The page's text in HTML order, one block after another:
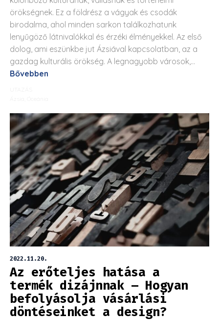
örökségnek. Ez a földrész a vágyak és csodák
birodalma, ahol minden sarkon találkozhatunk
lenyűgöző látnivalókkal és érzéki élményekkel. Az első
dolog, ami eszünkbe jut Ázsiával kapcsolatban, az a
gazdag kulturális örökség. A legnagyobb városok,...
Bővebben
2022.11.20.
Az erőteljes hatása a
termék dizájnnak – Hogyan
befolyásolja vásárlási
döntéseinket a design?